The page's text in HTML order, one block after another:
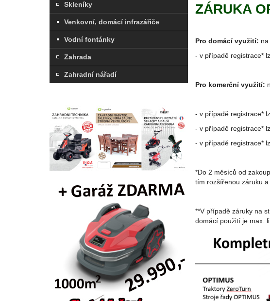
Skleníky
Venkovní, domácí infrazářiče
Vodní fontánky
Zahrada
Zahradní nářadí
ZÁRUKA
Pro domácí využití:
- v případě registrace*
Pro komerční využití:
- v případě registrace*
- v případě registrace*
- v případě registrace*
*Do 2 měsíců od
tím rozšířenou záruku
**V případě záruky na
domácí použití je max.